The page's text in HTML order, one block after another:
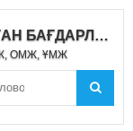
САБАҚ ЖОСПАРЛАР, ЖАҢАРТЫЛҒАН БАҒДАРЛАМА 2019-2020
ОМЖ, ҰМЖ